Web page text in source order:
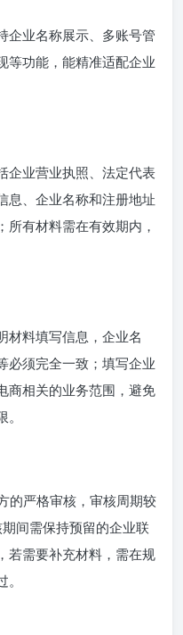
企业名称展示、多账号管
等功能，能精准适配企业
企业营业执照、法定代表
息、企业名称和注册地址
有材料需在有效期内，
材料填写信息，企业名
必须完全一致；填写企业
商相关的业务范围，避免
的严格审核，审核周期较
间需保持预留的企业联
若需要补充材料，需在规